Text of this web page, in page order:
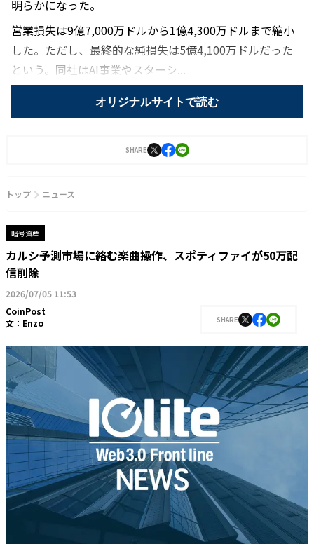
明らかになった。
営業損失は9億7,000万ドルから1億4,300万ドルまで縮小
した。ただし、最終的な純損失は5億4,100万ドルだった
という。同社はAI事業やスターシ...
オリジナルサイトで読む
SHARE
トップ ニュース
暗号資産
カルシ予測市場に絡む楽曲操作、スポティファイが50万配
信削除
2026/07/05 11:53
CoinPost
文： Enzo SHARE